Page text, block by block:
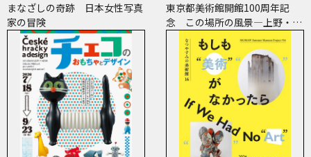
まなざしの奇跡 日本女性写真
家の冒険
東京都美術館開館100周年記
念 この場所の風景―上野・大
牟田・ブエノスアイレス